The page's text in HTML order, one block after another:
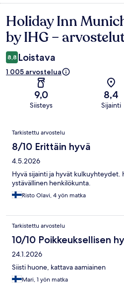
Arvostelut
Holiday Inn
by IHG –
8,8 Loistava
1 005 arvostelua
9,0
Siisteys
8,4
Sijainti
Arvostelut
Tarkistettu arvostelu
8/10 Erittäin hyvä
4.5.2026
Hyvä sijainti ja hyvät kulkuyhteydet.
ystävällinen henkilökunta.
Risto Olavi, 4 yön matka
Tarkistettu arvostelu
10/10 Poikkeuksellisen
24.1.2026
Siisti huone, kattava aamiainen
Mari, 1 yön matka